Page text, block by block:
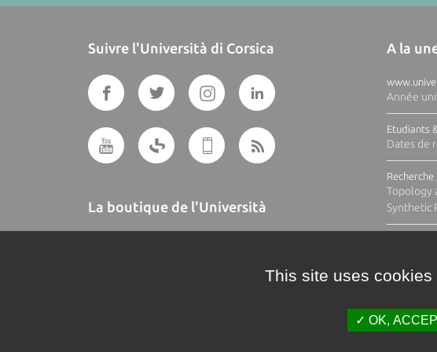
Suivre l'Università di Corsica
La boutique de l'Università
A la
Année
Etudiants
Dates de
Recherche
Topology
Synthetic
This site uses
OK,